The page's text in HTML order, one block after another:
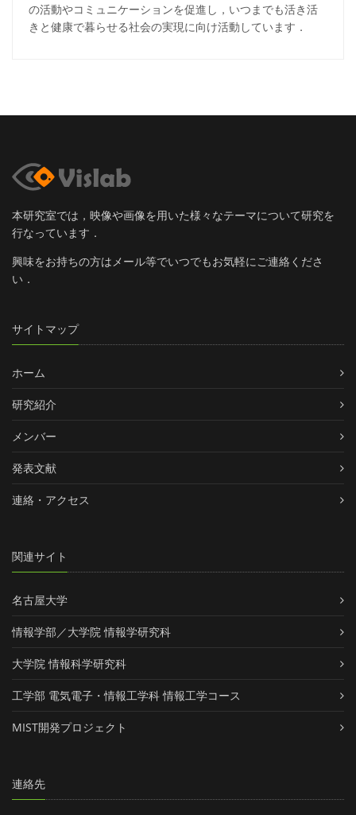
の活動やコミュニケーションを促進し，いつまでも活き活
きと健康で暮らせる社会の実現に向け活動しています．
本研究室では，映像や画像を用いた様々なテーマについて研究を
行なっています．
興味をお持ちの方はメール等でいつでもお気軽にご連絡くださ
い．
サイトマップ
ホーム
研究紹介
メンバー
発表文献
連絡・アクセス
関連サイト
名古屋大学
情報学部／大学院 情報学研究科
大学院 情報科学研究科
工学部 電気電子・情報工学科 情報工学コース
MIST開発プロジェクト
連絡先